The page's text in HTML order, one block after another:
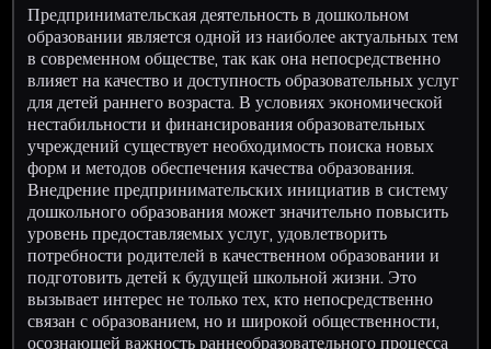
Предпринимательская деятельность в дошкольном
образовании является одной из наиболее актуальных тем
в современном обществе, так как она непосредственно
влияет на качество и доступность образовательных услуг
для детей раннего возраста. В условиях экономической
нестабильности и финансирования образовательных
учреждений существует необходимость поиска новых
форм и методов обеспечения качества образования.
Внедрение предпринимательских инициатив в систему
дошкольного образования может значительно повысить
уровень предоставляемых услуг, удовлетворить
потребности родителей в качественном образовании и
подготовить детей к будущей школьной жизни. Это
вызывает интерес не только тех, кто непосредственно
связан с образованием, но и широкой общественности,
осознающей важность раннеобразовательного процесса